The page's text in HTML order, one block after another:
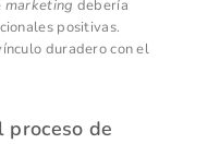
marketing debería
positivas.
duradero con el
proceso de